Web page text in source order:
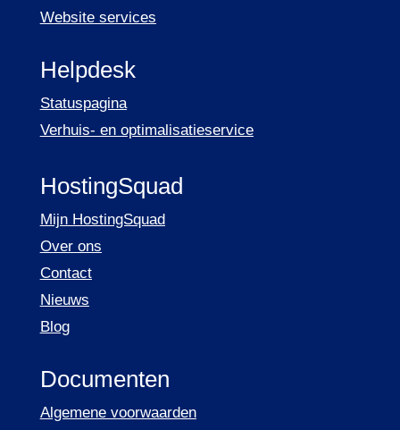
Website services
Helpdesk
Statuspagina
Verhuis- en optimalisatieservice
HostingSquad
Mijn HostingSquad
Over ons
Contact
Nieuws
Blog
Documenten
Algemene voorwaarden